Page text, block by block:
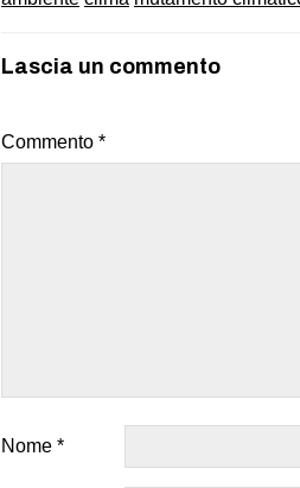
Lascia un commento
Commento *
Nome *